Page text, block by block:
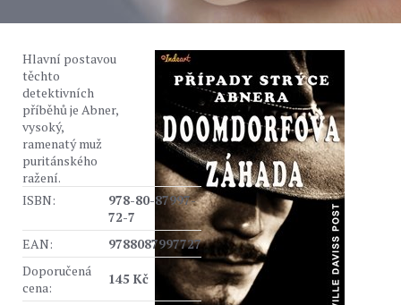
Hlavní postavou
těchto
detektivních
příběhů je Abner,
vysoký,
ramenatý muž
puritánského
ražení.
ISBN:
978-80-87997-
72-7
EAN:
9788087997727
Doporučená
cena:
145 Kč